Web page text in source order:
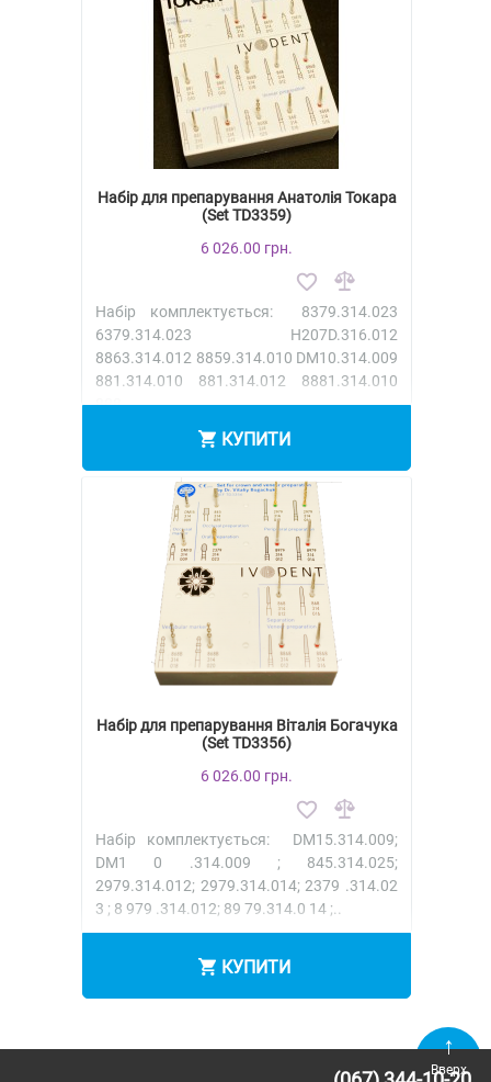
Набір для препарування Анатолія Токара
(Set TD3359)
6 026.00 грн.
Набір комплектується: 8379.314.023
6379.314.023 H207D.316.012
8863.314.012 8859.314.010 DM10.314.009
881.314.010 881.314.012 8881.314.010
888..
КУПИТИ
Набір для препарування Віталія Богачука
(Set TD3356)
6 026.00 грн.
Набір комплектується: DM15.314.009;
DM1 0 .314.009 ; 845.314.025;
2979.314.012; 2979.314.014; 2379 .314.02
3 ; 8 979 .314.012; 89 79.314.0 14 ;..
КУПИТИ
Вверх